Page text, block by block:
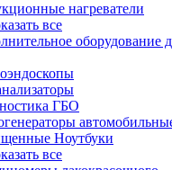
нагреватели
все
оборудование
ГБО
Ноутбуки
все